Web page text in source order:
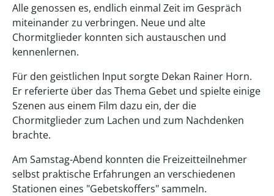
Alle genossen es, endlich einmal Zeit im Gespräch
miteinander zu verbringen. Neue und alte
Chormitglieder konnten sich austauschen und
kennenlernen.
Für den geistlichen Input sorgte Dekan Rainer Horn.
Er referierte über das Thema Gebet und spielte einige
Szenen aus einem Film dazu ein, der die
Chormitglieder zum Lachen und zum Nachdenken
brachte.
Am Samstag-Abend konnten die Freizeitteilnehmer
selbst praktische Erfahrungen an verschiedenen
Stationen eines "Gebetskoffers" sammeln.